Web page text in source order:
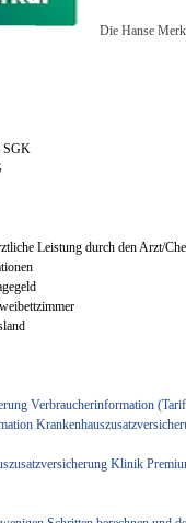
Die Hanse
SGK
Leistung durch den Arzt/
Verbraucherinformation
Klinik